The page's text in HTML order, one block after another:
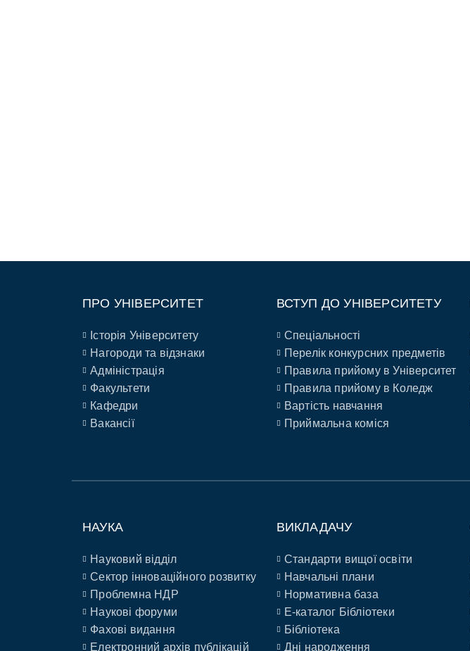
ПРО УНІВЕРСИТЕТ
Історія Університету
Нагороди та відзнаки
Адміністрація
Факультети
Кафедри
Вакансії
ВСТУП ДО УНІВЕРСИТЕТУ
Спеціальності
Перелік конкурсних предметів
Правила прийому в Університет
Правила прийому в Коледж
Вартість навчання
Приймальна коміся
НАУКА
Науковий відділ
Сектор інноваційного розвитку
Проблемна НДР
Наукові форуми
Фахові видання
Електронний архів публікацій
ВИКЛАДАЧУ
Стандарти вищої освіти
Навчальні плани
Нормативна база
E-каталог Бібліотеки
Бібліотека
Дні народження